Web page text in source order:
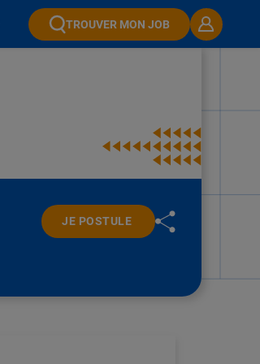
TROUVER MON JOB
JE POSTULE